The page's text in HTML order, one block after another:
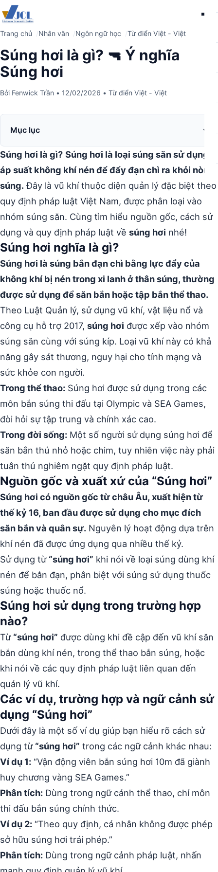
Trang chủ Nhân văn Ngôn ngữ học Từ điển Việt - Việt
Súng hơi là gì? 🔫 Ý nghĩa
Súng hơi
Bởi Fenwick Trần • 12/02/2026 • Từ điển Việt - Việt
Mục lục
Súng hơi là gì? Súng hơi là loại súng săn sử dụng
áp suất không khí nén để đẩy đạn chì ra khỏi nòng
súng.Đây là vũ khí thuộc diện quản lý đặc biệt theo
quy định pháp luật Việt Nam, được phân loại vào
nhóm súng săn. Cùng tìm hiểu nguồn gốc, cách sử
dụng và quy định pháp luật về súng hơi nhé!
Súng hơi nghĩa là gì?
Súng hơi là súng bắn đạn chì bằng lực đẩy của
không khí bị nén trong xi lanh ở thân súng, thường
được sử dụng để săn bắn hoặc tập bắn thể thao.
Theo Luật Quản lý, sử dụng vũ khí, vật liệu nổ và
công cụ hỗ trợ 2017, súng hơi được xếp vào nhóm
súng săn cùng với súng kíp. Loại vũ khí này có khả
năng gây sát thương, nguy hại cho tính mạng và
sức khỏe con người.
Trong thể thao: Súng hơi được sử dụng trong các
môn bắn súng thi đấu tại Olympic và SEA Games,
đòi hỏi sự tập trung và chính xác cao.
Trong đời sống: Một số người sử dụng súng hơi để
săn bắn thú nhỏ hoặc chim, tuy nhiên việc này phải
tuân thủ nghiêm ngặt quy định pháp luật.
Nguồn gốc và xuất xứ của “Súng hơi”
Súng hơi có nguồn gốc từ châu Âu, xuất hiện từ
thế kỷ 16, ban đầu được sử dụng cho mục đích
săn bắn và quân sự. Nguyên lý hoạt động dựa trên
khí nén đã được ứng dụng qua nhiều thế kỷ.
Sử dụng từ “súng hơi” khi nói về loại súng dùng khí
nén để bắn đạn, phân biệt với súng sử dụng thuốc
súng hoặc thuốc nổ.
Súng hơi sử dụng trong trường hợp
nào?
Từ “súng hơi” được dùng khi đề cập đến vũ khí săn
bắn dùng khí nén, trong thể thao bắn súng, hoặc
khi nói về các quy định pháp luật liên quan đến
quản lý vũ khí.
Các ví dụ, trường hợp và ngữ cảnh sử
dụng “Súng hơi”
Dưới đây là một số ví dụ giúp bạn hiểu rõ cách sử
dụng từ “súng hơi” trong các ngữ cảnh khác nhau:
Ví dụ 1: “Vận động viên bắn súng hơi 10m đã giành
huy chương vàng SEA Games.”
Phân tích: Dùng trong ngữ cảnh thể thao, chỉ môn
thi đấu bắn súng chính thức.
Ví dụ 2: “Theo quy định, cá nhân không được phép
sở hữu súng hơi trái phép.”
Phân tích: Dùng trong ngữ cảnh pháp luật, nhấn